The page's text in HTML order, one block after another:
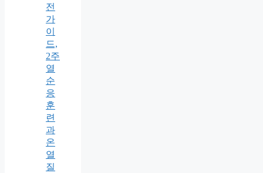
전
가
이
드,
2주
열
순
응
훈
련
과
온
열
질